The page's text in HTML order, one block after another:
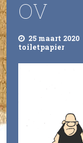
OV
25 maart 2020
toiletpapier